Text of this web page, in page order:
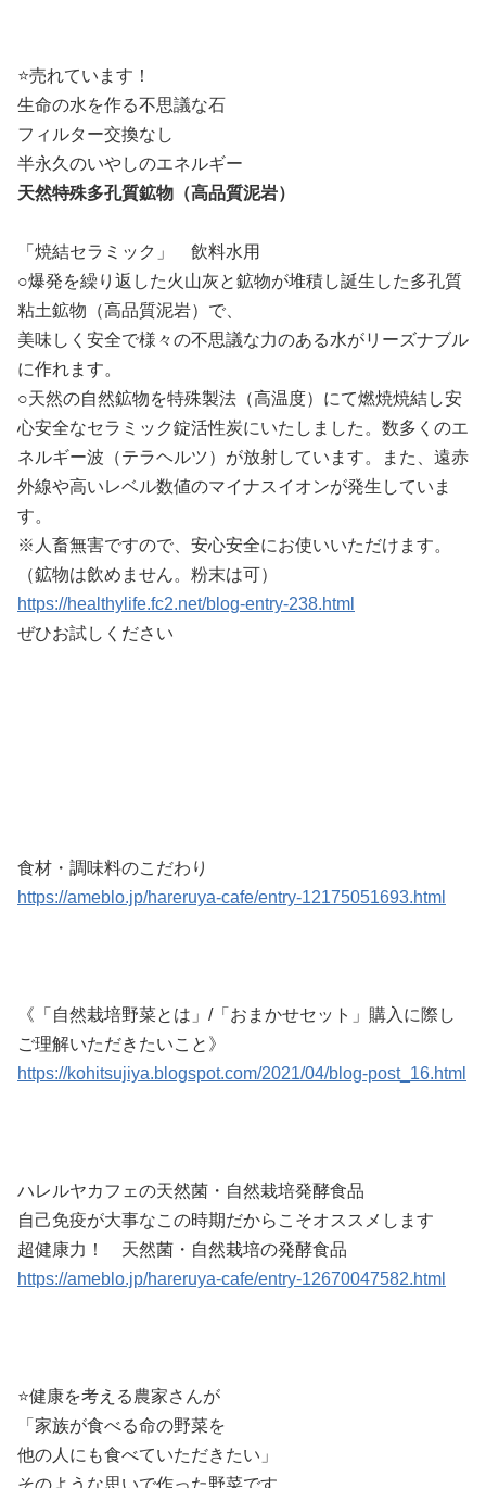
⭐️売れています！
生命の水を作る不思議な石
フィルター交換なし
半永久のいやしのエネルギー
天然特殊多孔質鉱物（高品質泥岩）
「焼結セラミック」 飲料水用
○爆発を繰り返した火山灰と鉱物が堆積し誕生した多孔質
粘土鉱物（高品質泥岩）で、
美味しく安全で様々の不思議な力のある水がリーズナブル
に作れます。
○天然の自然鉱物を特殊製法（高温度）にて燃焼焼結し安
心安全なセラミック錠活性炭にいたしました。数多くのエ
ネルギー波（テラヘルツ）が放射しています。また、遠赤
外線や高いレベル数値のマイナスイオンが発生していま
す。
※人畜無害ですので、安心安全にお使いいただけます。
（鉱物は飲めません。粉末は可）
https://healthylife.fc2.net/blog-entry-238.html
ぜひお試しください
食材・調味料のこだわり
https://ameblo.jp/hareruya-cafe/entry-12175051693.html
《「自然栽培野菜とは」/「おまかせセット」購入に際し
ご理解いただきたいこと》
https://kohitsujiya.blogspot.com/2021/04/blog-post_16.html
ハレルヤカフェの天然菌・自然栽培発酵食品
自己免疫が大事なこの時期だからこそオススメします
超健康力！ 天然菌・自然栽培の発酵食品
https://ameblo.jp/hareruya-cafe/entry-12670047582.html
⭐️健康を考える農家さんが
「家族が食べる命の野菜を
他の人にも食べていただきたい」
そのような思いで作った野菜です。